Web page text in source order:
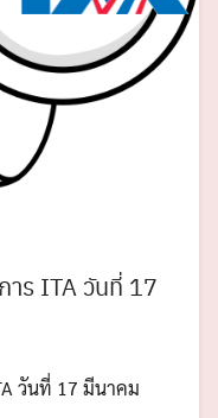
าร ITA วันที่ 17
วันที่ 17 มีนาคม